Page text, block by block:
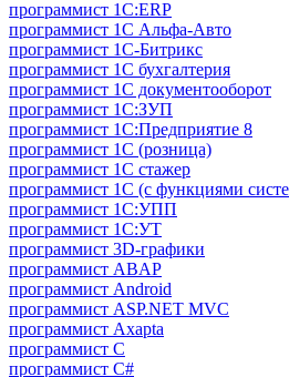
программист 1С:ERP
программист 1С Альфа-Авто
программист 1С-Битрикс
программист 1С бухгалтерия
программист 1С документооборот
программист 1С:ЗУП
программист 1С:Предприятие 8
программист 1С (розница)
программист 1С стажер
программист 1С (с функциями
программист 1С:УПП
программист 1С:УТ
программист 3D-графики
программист ABAP
программист Android
программист ASP.NET MVC
программист Axapta
программист C
программист C#